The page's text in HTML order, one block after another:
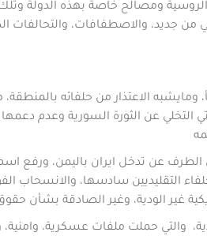
الروسية ومصالح خاصة بهذه الدولة
جديد، والاصطفافات، والتحالفات
الاعتذار من حلفائه
التخلي عن الثورة السورية وعدم
الطرف عن تدخل ايران باليمن، ورفع
التقليديين سادسها، والانسحاب
غير الودية، وغير الصادقة بشأن
والتي حملت ملفات عسكرية،